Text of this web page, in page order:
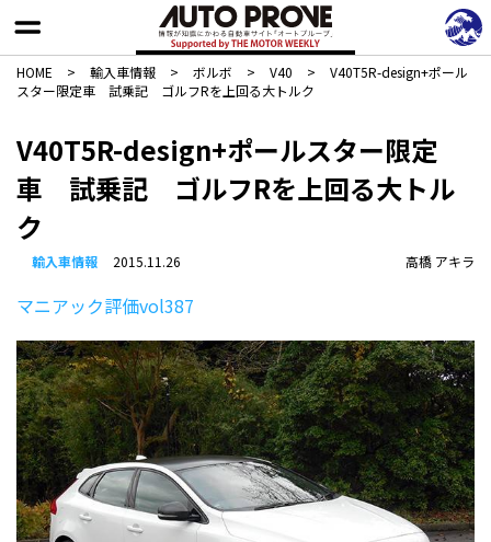
HOME > 輸入車情報 > ボルボ > V40 >
V40T5R-design+ポール
スター限定車 試乗記 ゴルフRを上回る大トルク
V40T5R-design+ポールスター限定
車 試乗記 ゴルフRを上回る大トル
ク
輸入車情報 2015.11.26 高橋 アキラ
マニアック評価vol387